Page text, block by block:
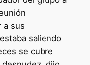
a sus
saliendo
se cubre